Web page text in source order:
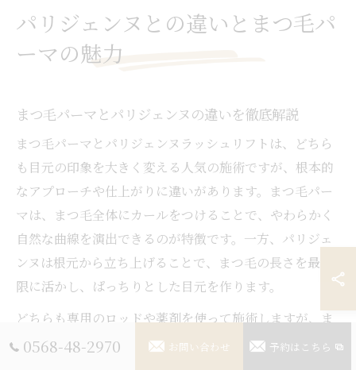
パリジェンヌとの違いとまつ毛パ
ーマの魅力
まつ毛パーマとパリジェンヌの違いを徹底解説
まつ毛パーマとパリジェンヌラッシュリフトは、どちら
も目元の印象を大きく変える人気の施術ですが、根本的
なアプローチや仕上がりに違いがあります。まつ毛パー
マは、まつ毛全体にカールをつけることで、やわらかく
自然な曲線を演出できるのが特徴です。一方、パリジェ
ンヌは根元から立ち上げることで、まつ毛の長さを最大
限に活かし、ぱっちりとした目元を作ります。
どちらも専用のロッドや薬剤を使って施術しますが、ま
つ毛パーマはカールの強さやデザインの自由度が高く、
0568-48-2970 お問い合わせ 予約はこちら